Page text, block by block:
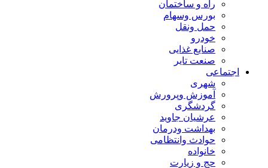
راه و ساختمان
بورس وسهام
حمل ونقل
خودرو
صنایع غذایی
صنعت تایر
اجتماعی
شهری
آموزش وپرورش
گردشگری
عرشیان جاوید
بهداشت ودرمان
حوادث وانتظامی
خانواده
حج و زیارت